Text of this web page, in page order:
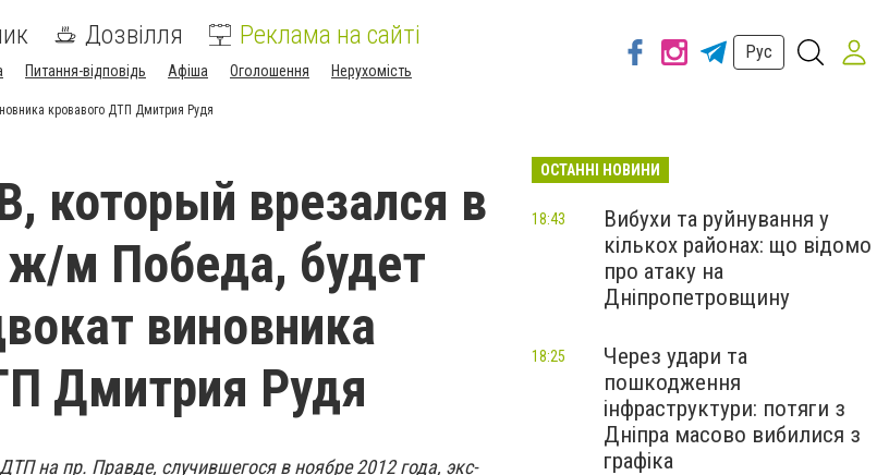
Дозвілля Реклама на сайті
Питання-відповідь Афіша Оголошення Нерухомість
Рус
кровавого ДТП Дмитрия Рудя
который врезался в
ж/м Победа, будет
виновника
Дмитрия Рудя
на пр. Правде, случившегося в ноябре 2012 года, экс-
ОСТАННІ НОВИНИ
Вибухи та руйнування у
кількох районах: що відомо
про атаку на
Дніпропетровщину
18:43
Через удари та
пошкодження
інфраструктури: потяги з
Дніпра масово вибилися з
графіка
18:25